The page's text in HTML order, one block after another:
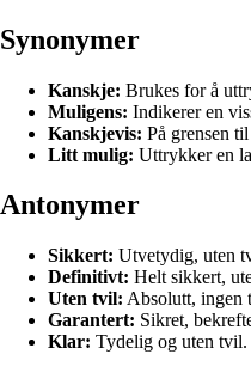
Synonymer
Kanskje: Brukes for å
Muligens: Indikerer en
Kanskjevis: På grensen
Litt mulig: Uttrykker en
Antonymer
Sikkert: Utvetydig, uten
Definitivt: Helt sikkert,
Uten tvil: Absolutt, ingen
Garantert: Sikret,
Klar: Tydelig og uten tvil.